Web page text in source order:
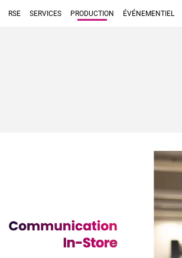
RSE SERVICES PRODUCTION ÉVÉNEMENTIEL